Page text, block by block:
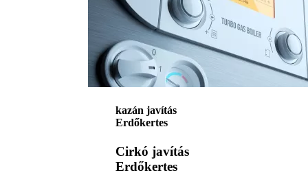
kazán javítás
Erdőkertes
Cirkó javítás
Erdőkertes